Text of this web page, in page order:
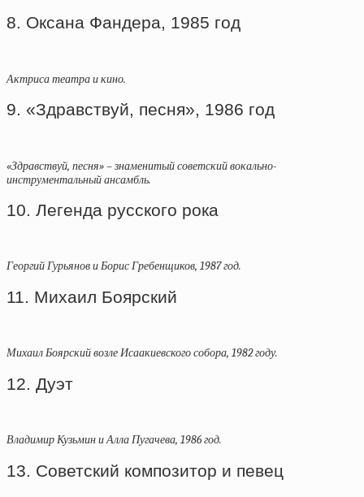
8. Оксана Фандера, 1985 год
Актриса театра и кино.
9. «Здравствуй, песня», 1986 год
«Здравствуй, песня» – знаменитый советский вокально-
инструментальный ансамбль.
10. Легенда русского рока
Георгий Гурьянов и Борис Гребенщиков, 1987 год.
11. Михаил Боярский
Михаил Боярский возле Исаакиевского собора, 1982 году.
12. Дуэт
Владимир Кузьмин и Алла Пугачева, 1986 год.
13. Советский композитор и певец